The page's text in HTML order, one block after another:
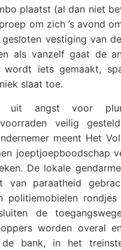
plaatst (al dan niet
om zich ’s avond
vestiging van
als vanzelf gaat de
iets gemaakt,
slaat toe.
uit angst voor
veilig
meent Het
joeptjoepboodschap
De lokale
van paraatheid
politiemobielen
de
worden overal
de bank, in het